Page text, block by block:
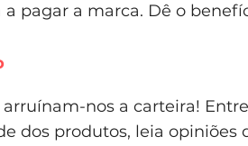
pagar a marca. Dê o
nos a carteira!
dos produtos, leia opiniões